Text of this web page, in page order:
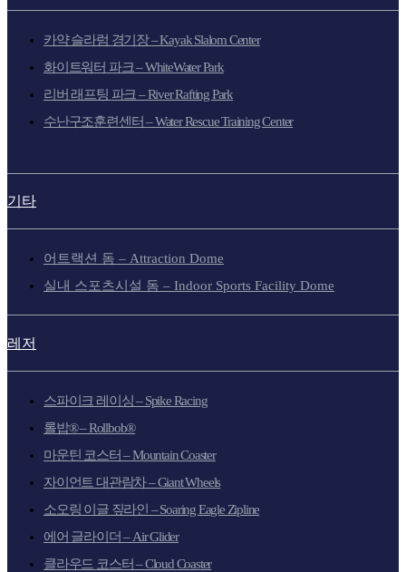
카약 슬라럼 경기장 – Kayak Slalom Center
화이트워터 파크 – WhiteWater Park
리버 래프팅 파크 – River Rafting Park
수난구조훈련센터 – Water Rescue Training Center
기타
어트랙션 돔 – Attraction Dome
실내 스포츠시설 돔 – Indoor Sports Facility Dome
레저
스파이크 레이싱 – Spike Racing
롤밥® – Rollbob®
마운틴 코스터 – Mountain Coaster
자이언트 대관람차 – Giant Wheels
소오링 이글 짚라인 – Soaring Eagle Zipline
에어 글라이더 – Air Glider
클라우드 코스터 – Cloud Coaster